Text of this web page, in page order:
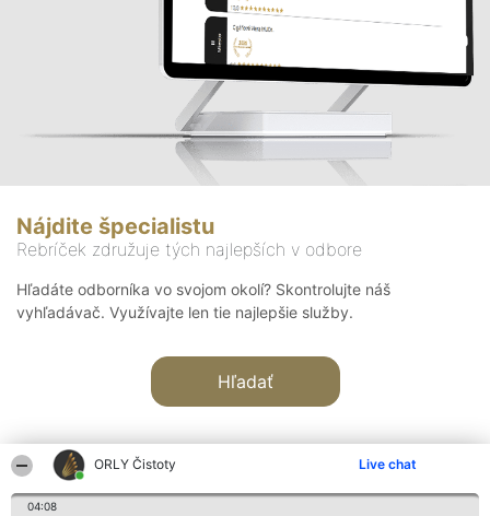
ORLY Čistoty Live chat
04:08
Nájdite špecialistu
Rebríček združuje tých najlepších v odbore
Hľadáte odborníka vo svojom okolí? Skontrolujte náš
vyhľadávač. Využívajte len tie najlepšie služby.
Hľadať